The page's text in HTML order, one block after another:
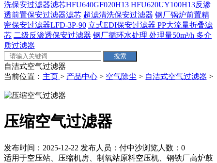
洗保安过滤器滤芯HFU640GF020H13 HFU620UY100H13反渗
透前置保安过滤器滤芯 超滤清洗保安过滤器 钢厂锅炉前置精
密保安过滤器LFD-3P-90 立式EDI保安过滤器 PP大流量折叠滤
芯 二级反渗透保安过滤器 钢厂循环水处理 处理量50m³/h 多介
质过滤器
自洁式空气过滤器
当前位置： 主页 > 产品中心 > 空气除尘 > 自洁式空气过滤器 >
压缩空气过滤器
发布时间：2025-12-22 发布人员：付中沙浏览人数： 0
适用于空压站、压缩机房、制氧站原料空压机、钢铁厂高炉鼓